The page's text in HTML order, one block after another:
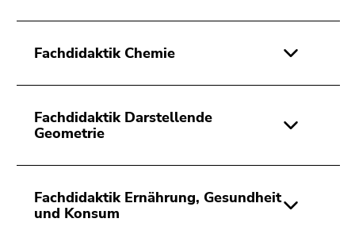
Fachdidaktik Chemie
Fachdidaktik Darstellende
Geometrie
Fachdidaktik Ernährung, Gesundheit
und Konsum